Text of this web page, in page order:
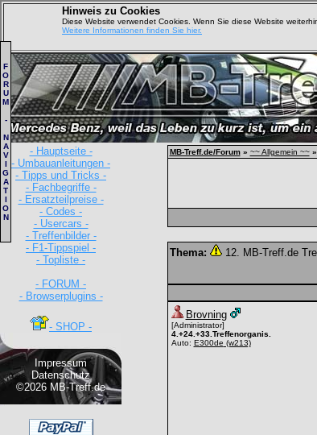
Hinweis zu Cookies
Diese Website verwendet Cookies. Wenn Sie diese Website
Weitere Informationen finden Sie hier.
- Hauptseite -
- Umbauanleitungen -
- Tipps und Tricks -
- Fachbegriffe -
- Ersatzteilpreise -
- Codes -
- Usercars -
- Treffenbilder -
- F1-Tippspiel -
- Topliste -
- FORUM -
- Browserplugins -
- SHOP -
Impressum
Datenschutz
©2026 MB-Treff.de
F
O
R
U
M
-
N
A
V
I
G
A
T
I
O
N
MB-Treff.de/Forum » ~~ Allgemein ~~ »
Thema: 12. MB-Treff.de
Brovning
[Administrator]
4.+24.+33.Treffenorganis.
Auto: E300de (w213)